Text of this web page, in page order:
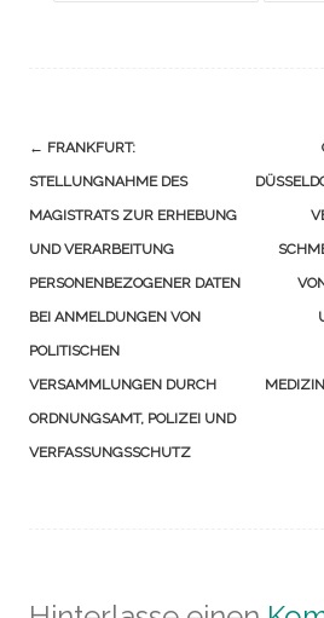
Navigation
(Beiträge)
← FRANKFURT:
STELLUNGNAHME DES
MAGISTRATS ZUR ERHEBUNG
UND VERARBEITUNG
PERSONENBEZOGENER DATEN
BEI ANMELDUNGEN VON
POLITISCHEN
VERSAMMLUNGEN DURCH
ORDNUNGSAMT, POLIZEI UND
VERFASSUNGSSCHUTZ